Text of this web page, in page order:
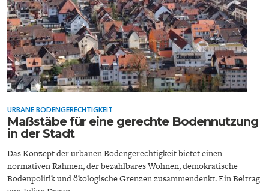
DAS DEUTSCHE
GESUNDHEITSWESEN
DIE NÄCHSTE STUFE DER
GELDPOLITIK
GESELLSCHAFT
URBANE BODENGERECHTIGKEIT
Maßstäbe für eine gerechte Bodennutzung
in der Stadt
Das Konzept der urbanen Bodengerechtigkeit bietet einen
normativen Rahmen, der bezahlbares Wohnen, demokratische
Bodenpolitik und ökologische Grenzen zusammendenkt. Ein Beitrag